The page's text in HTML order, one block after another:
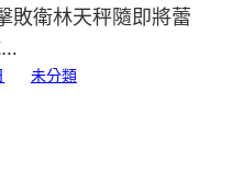
敗衛林天秤隨即將蕾
…
未分類